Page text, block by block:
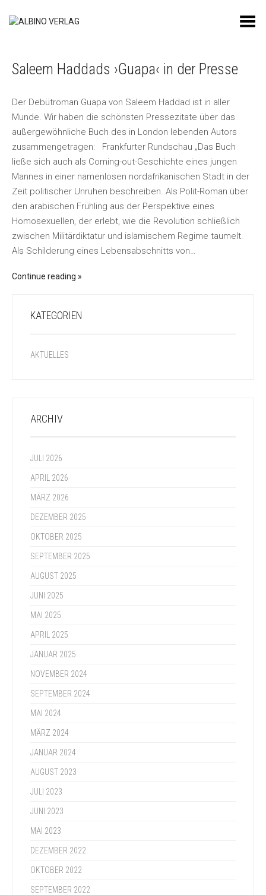
Toggle Menu
Saleem Haddads ›Guapa‹ in der Presse
Der Debütroman Guapa von Saleem Haddad ist in aller
Munde. Wir haben die schönsten Pressezitate über das
außergewöhnliche Buch des in London lebenden Autors
zusammengetragen: Frankfurter Rundschau „Das Buch
ließe sich auch als Coming-out-Geschichte eines jungen
Mannes in einer namenlosen nordafrikanischen Stadt in der
Zeit politischer Unruhen beschreiben. Als Polit-Roman über
den arabischen Frühling aus der Perspektive eines
Homosexuellen, der erlebt, wie die Revolution schließlich
zwischen Militärdiktatur und islamischem Regime taumelt.
Als Schilderung eines Lebensabschnitts von…
Continue reading
KATEGORIEN
AKTUELLES
ARCHIV
JULI 2026
APRIL 2026
MÄRZ 2026
DEZEMBER 2025
OKTOBER 2025
SEPTEMBER 2025
AUGUST 2025
JUNI 2025
MAI 2025
APRIL 2025
JANUAR 2025
NOVEMBER 2024
SEPTEMBER 2024
MAI 2024
MÄRZ 2024
JANUAR 2024
AUGUST 2023
JULI 2023
JUNI 2023
MAI 2023
DEZEMBER 2022
OKTOBER 2022
SEPTEMBER 2022